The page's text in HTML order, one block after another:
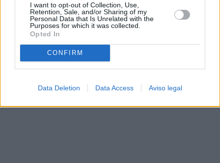
I want to opt-out of Collection, Use,
Retention, Sale, and/or Sharing of my
Personal Data that Is Unrelated with the
Purposes for which it was collected.
Opted In
CONFIRM
Data Deletion Data Access Aviso legal